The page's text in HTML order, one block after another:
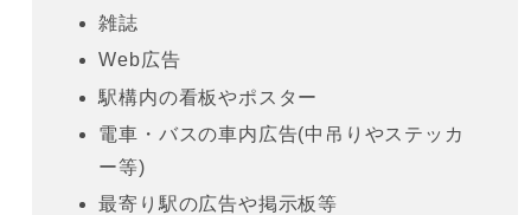
雑誌
Web広告
駅構内の看板やポスター
電車・バスの車内広告(中吊りやステッカ
ー等)
最寄り駅の広告や掲示板等